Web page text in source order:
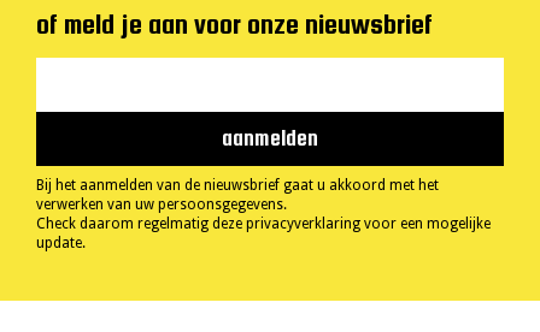
of meld je aan voor onze nieuwsbrief
Bij het aanmelden van de nieuwsbrief gaat u akkoord met het
verwerken van uw persoonsgegevens.
Check daarom regelmatig deze privacyverklaring voor een mogelijke
update.